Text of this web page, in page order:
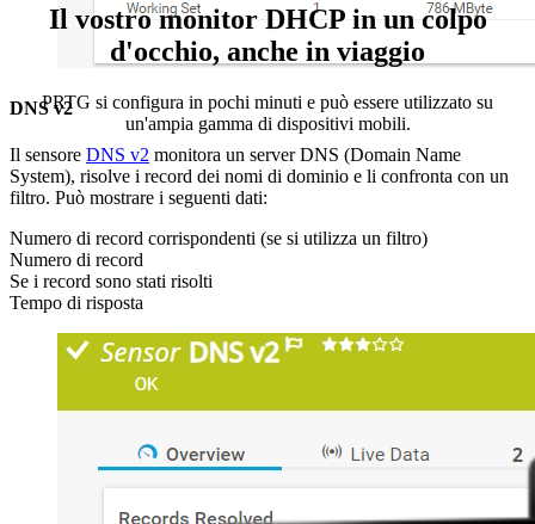
DNS v2
Il sensore DNS v2 monitora un server DNS (Domain Name
System), risolve i record dei nomi di dominio e li confronta con un
filtro. Può mostrare i seguenti dati:
Numero di record corrispondenti (se si utilizza un filtro)
Numero di record
Se i record sono stati risolti
Tempo di risposta
Il vostro monitor DHCP in un colpo
d'occhio, anche in viaggio
PRTG si configura in pochi minuti e può essere utilizzato su
un'ampia gamma di dispositivi mobili.